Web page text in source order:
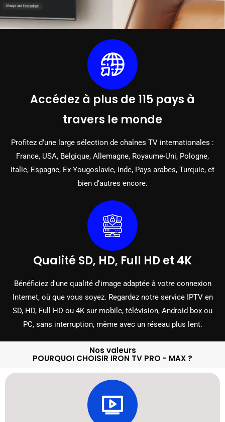
Accédez à plus de 115 pays à
travers le monde
Profitez d’une large sélection de chaînes TV internationales :
France, USA, Belgique, Allemagne, Royaume-Uni, Pologne,
Italie, Espagne, Ex-Yougoslavie, Inde, Pays arabes, Turquie, et
bien d’autres encore.
Qualité SD, HD, Full HD et 4K
Bénéficiez d'une qualité d'image adaptée à votre connexion
Internet, où que vous soyez. Regardez notre service IPTV en
SD, HD, Full HD ou 4K sur mobile, télévision, Android box ou
PC, sans interruption, même avec un réseau plus lent.
Nos valeurs
POURQUOI CHOISIR IRON TV PRO - MAX ?